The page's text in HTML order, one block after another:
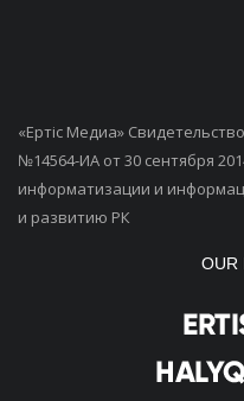
«Ертiс Медиа»
№14564-ИА от 30 сентября
информатизации и
и развитию РК
OUR